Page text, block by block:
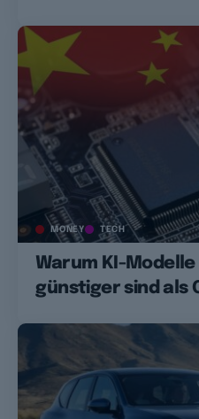
MONEY TECH
Warum KI-Modelle
günstiger sind als